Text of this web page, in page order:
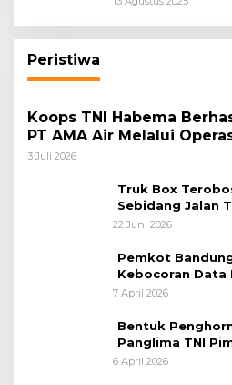
Peristiwa
Koops TNI Habema
PT AMA Air Melalui
Taktis
3 Juli 2026
Truk Box
Sebidang Jalan
Jalan Stasiun
22 Juni 2026
Pemkot
Kebocoran Data
Server
7 April 2026
Bentuk
Panglima TNI
Pemakaman
6 April 2026